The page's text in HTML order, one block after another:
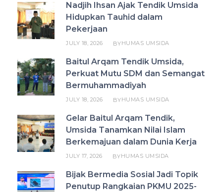
Nadjih Ihsan Ajak Tendik Umsida
Hidupkan Tauhid dalam
Pekerjaan
JULY 18, 2026 BYHUMAS UMSIDA
Baitul Arqam Tendik Umsida,
Perkuat Mutu SDM dan Semangat
Bermuhammadiyah
JULY 18, 2026 BYHUMAS UMSIDA
Gelar Baitul Arqam Tendik,
Umsida Tanamkan Nilai Islam
Berkemajuan dalam Dunia Kerja
JULY 17, 2026 BYHUMAS UMSIDA
Bijak Bermedia Sosial Jadi Topik
Penutup Rangkaian PKMU 2025-